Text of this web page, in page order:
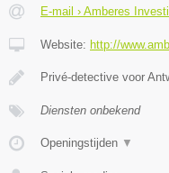
E-mail › Amberes
Website: http://
Privé-detective voor
Diensten onbekend
Openingstijden ▼